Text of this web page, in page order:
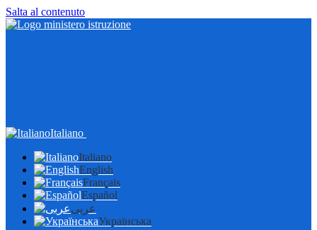
Salta al contenuto
Italiano
Italiano
English
Français
Español
عربى
Українська